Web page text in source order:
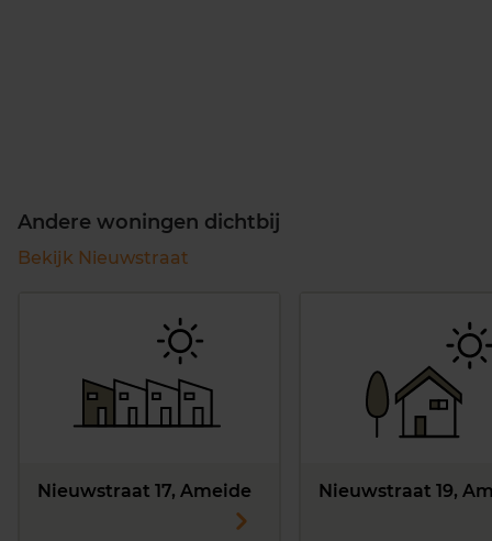
Andere woningen dichtbij
Bekijk Nieuwstraat
Nieuwstraat 17, Ameide Nieuwstraat 19,